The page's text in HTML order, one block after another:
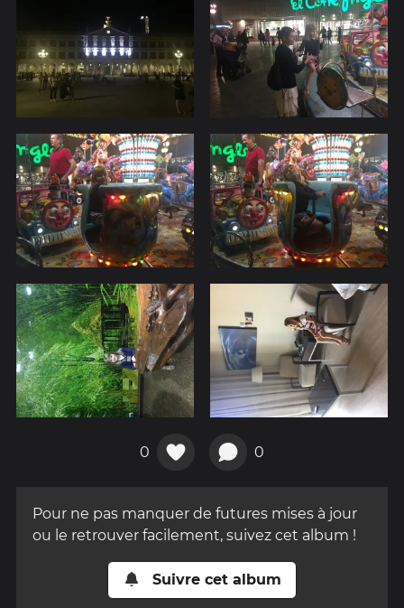
0 0
Pour ne pas manquer de futures mises à jour
ou le retrouver facilement, suivez cet album !
Suivre cet album